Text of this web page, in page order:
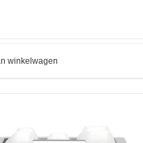
winkelwagen